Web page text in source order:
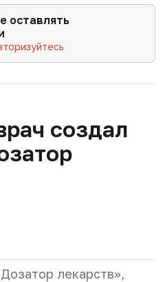
оставлять
создал
лекарств»,